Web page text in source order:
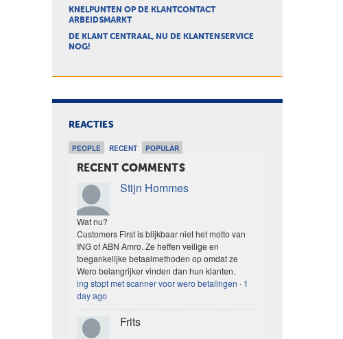
KNELPUNTEN OP DE KLANTCONTACT
ARBEIDSMARKT
DE KLANT CENTRAAL, NU DE KLANTENSERVICE
NOG!
REACTIES
PEOPLE RECENT POPULAR
RECENT COMMENTS
Stijn Hommes
Wat nu?
Customers First is blijkbaar niet het motto van
ING of ABN Amro. Ze heffen veilige en
toegankelijke betaalmethoden op omdat ze
Wero belangrijker vinden dan hun klanten.
ing stopt met scanner voor wero betalingen · 1
day ago
Frits